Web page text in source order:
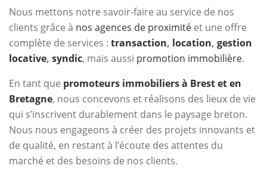
Nous mettons notre savoir-faire au service de nos
clients grâce à nos agences de proximité et une offre
complète de services : transaction, location, gestion
locative, syndic, mais aussi promotion immobilière.
En tant que promoteurs immobiliers à Brest et en
Bretagne, nous concevons et réalisons des lieux de vie
qui s’inscrivent durablement dans le paysage breton.
Nous nous engageons à créer des projets innovants et
de qualité, en restant à l’écoute des attentes du
marché et des besoins de nos clients.